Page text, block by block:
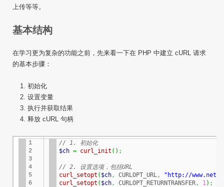
上传等等。
基本结构
在学习更为复杂的功能之前，先来看一下在 PHP 中建立 cURL 请求
的基本步骤：
初始化
设置变量
执行并获取结果
释放 cURL 句柄
1
2
3
4
5
6
// 1. 初始化
$ch = curl_init ( ) ;
// 2. 设置选项，包括URL
curl_setopt ( $ch, CURLOPT_URL,
"http://
curl_setopt ( $ch, CURLOPT_RETURNTRANSFER, 1) ;